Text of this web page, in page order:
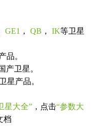
GE1 ， QB ， IK等卫星
品。
产卫星。
星产品。
星大全” ，点击“参数大
档